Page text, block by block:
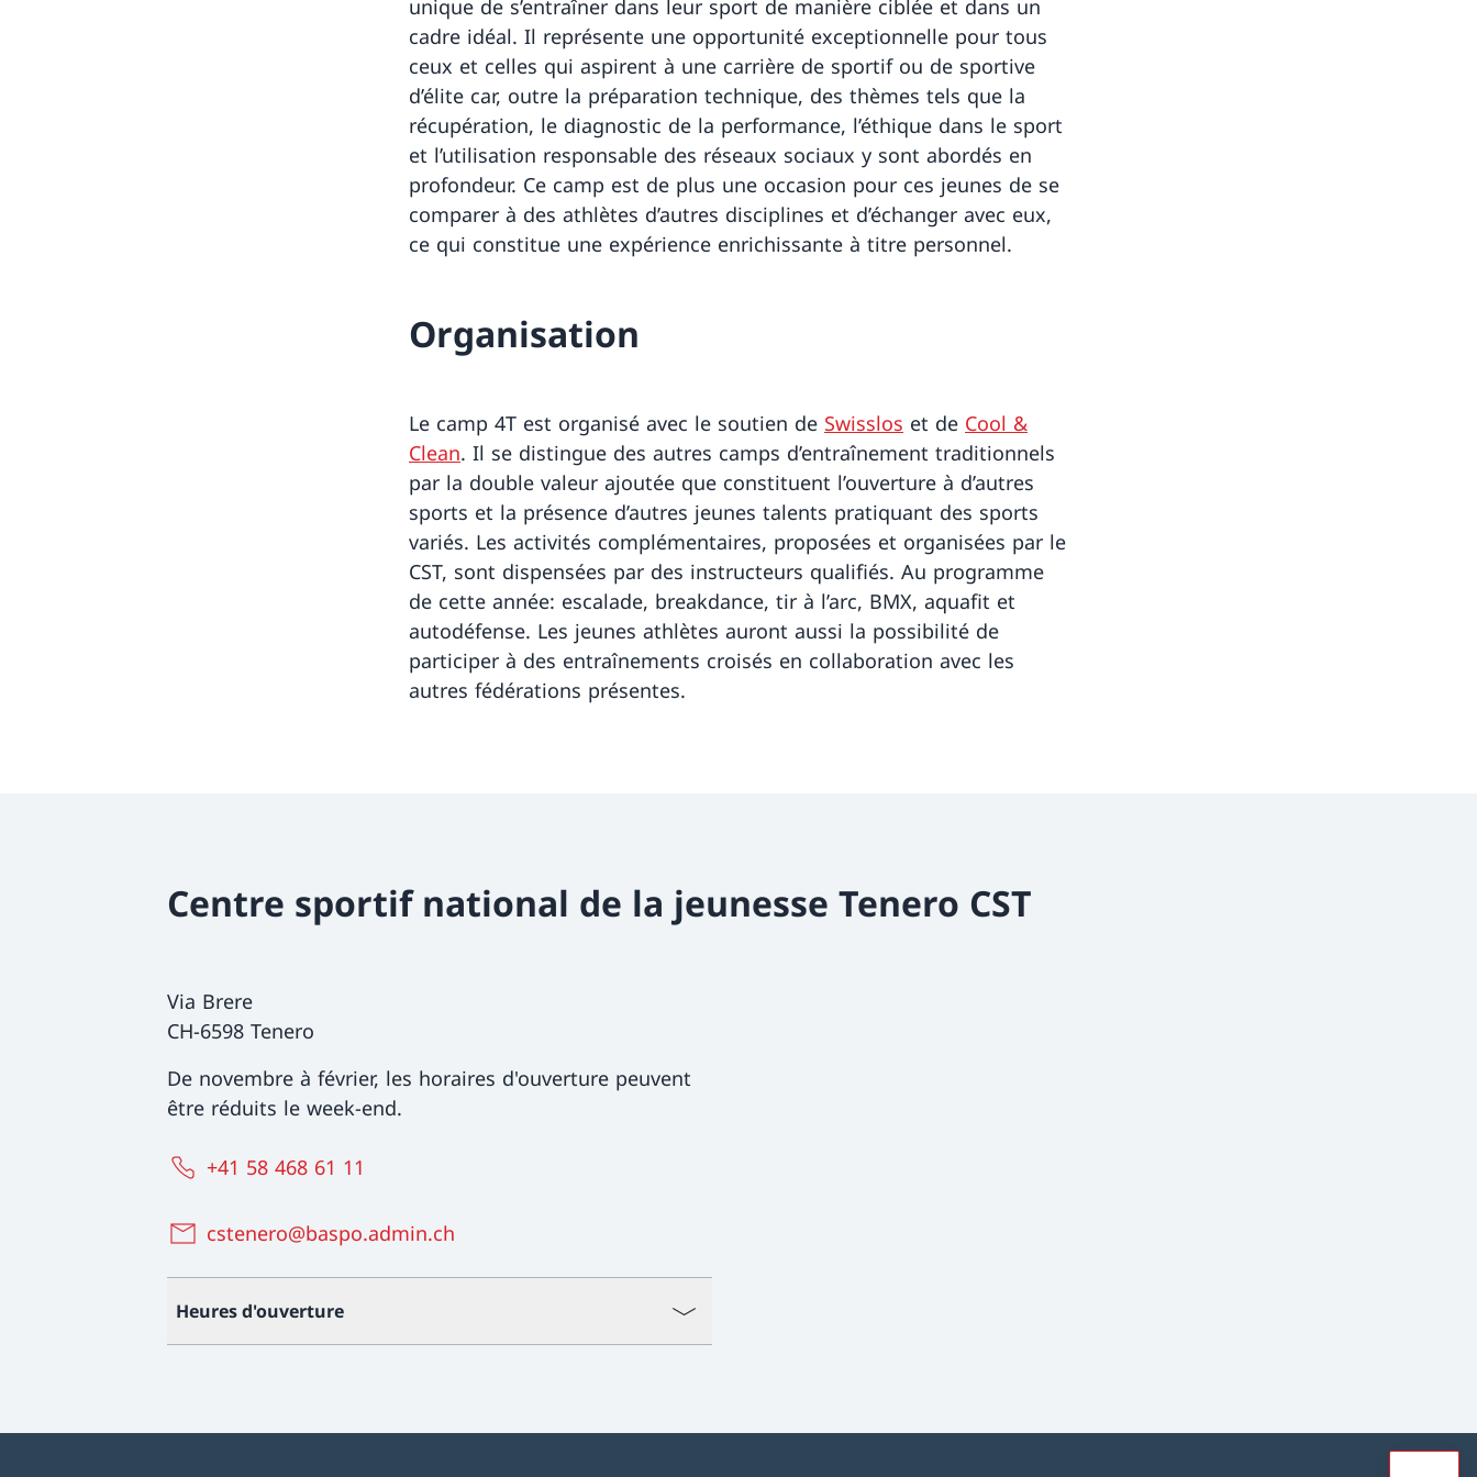
unique de s’entraîner dans leur sport de manière ciblée et dans un
cadre idéal. Il représente une opportunité exceptionnelle pour tous
ceux et celles qui aspirent à une carrière de sportif ou de sportive
d’élite car, outre la préparation technique, des thèmes tels que la
récupération, le diagnostic de la performance, l’éthique dans le sport
et l’utilisation responsable des réseaux sociaux y sont abordés en
profondeur. Ce camp est de plus une occasion pour ces jeunes de se
comparer à des athlètes d’autres disciplines et d’échanger avec eux,
ce qui constitue une expérience enrichissante à titre personnel.
Organisation
Le camp 4T est organisé avec le soutien de Swisslos et de Cool &
Clean. Il se distingue des autres camps d’entraînement traditionnels
par la double valeur ajoutée que constituent l’ouverture à d’autres
sports et la présence d’autres jeunes talents pratiquant des sports
variés. Les activités complémentaires, proposées et organisées par le
CST, sont dispensées par des instructeurs qualifiés. Au programme
de cette année: escalade, breakdance, tir à l’arc, BMX, aquafit et
autodéfense. Les jeunes athlètes auront aussi la possibilité de
participer à des entraînements croisés en collaboration avec les
autres fédérations présentes.
Centre sportif national de la jeunesse Tenero CST
Via Brere
CH-6598 Tenero
De novembre à février, les horaires d'ouverture peuvent
être réduits le week-end.
+41 58 468 61 11
cstenero@baspo.admin.ch
Heures d'ouverture